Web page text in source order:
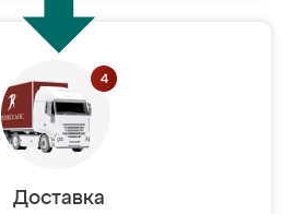
Доставка